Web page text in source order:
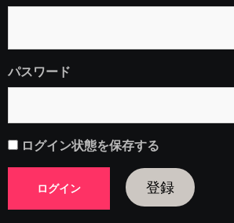
パスワード
ログイン状態を保存する
登録